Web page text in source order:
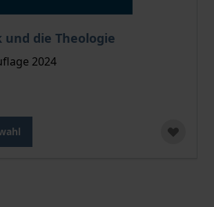
und die Theologie
Titels richtet sich nach der
2024